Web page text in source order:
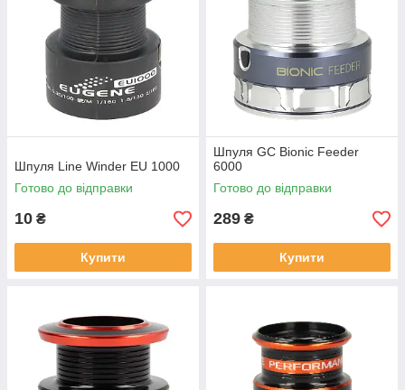
Шпуля Line Winder EU 1000
Готово до відправки
10 ₴
Купити
Шпуля GC Bionic Feeder
6000
Готово до відправки
289 ₴
Купити